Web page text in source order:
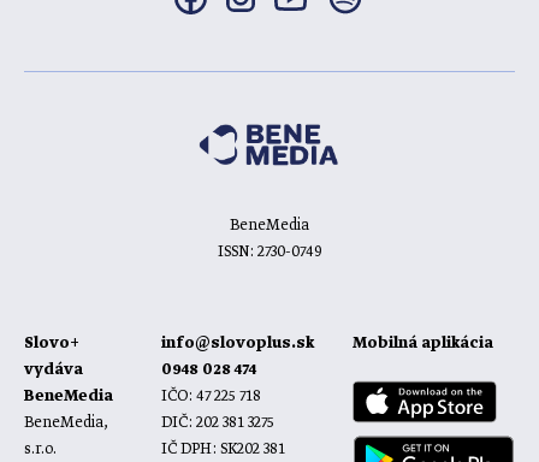
BeneMedia
ISSN: 2730-0749
Slovo+
vydáva
BeneMedia
BeneMedia,
s.r.o.
info@slovoplus.sk
0948 028 474
IČO: 47 225 718
DIČ: 202 381 3275
IČ DPH: SK202 381
Mobilná aplikácia